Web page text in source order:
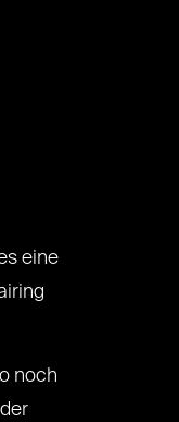
eine
noch